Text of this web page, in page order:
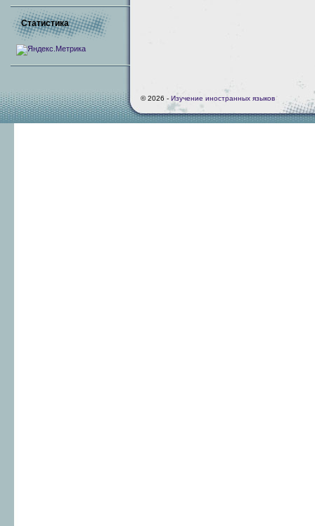
Статистика
© 2026 - Изучение иностранных языков